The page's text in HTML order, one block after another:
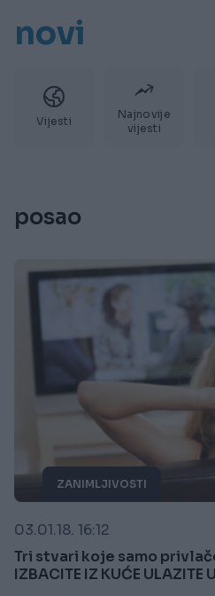
novi
Vijesti
Najnovije
vijesti
posao
ZANIMLJIVOSTI
03.01.18. 16:12
Tri stvari koje samo
IZBACITE IZ KUĆE ULAZITE